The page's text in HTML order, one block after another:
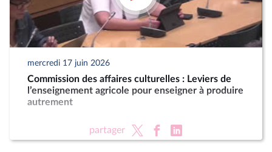
mercredi 17 juin 2026
Commission des affaires culturelles : Leviers de
l’enseignement agricole pour enseigner à produire
autrement
partager